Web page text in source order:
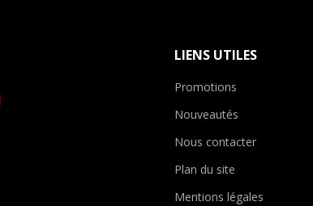
LIENS UTILES
Promotions
Nouveautés
Nous contacter
Plan du site
Mentions légales